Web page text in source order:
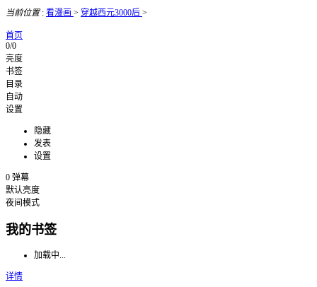
当前位置: 看漫画 > 穿越西元3000后 >
首页
0/0
亮度
书签
目录
自动
设置
隐藏
发表
设置
0 弹幕
默认亮度
夜间模式
我的书签
加载中...
详情